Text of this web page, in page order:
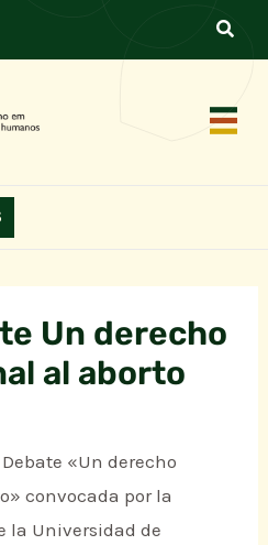
Un derecho
al aborto
«Un derecho
convocada por la
la Universidad de